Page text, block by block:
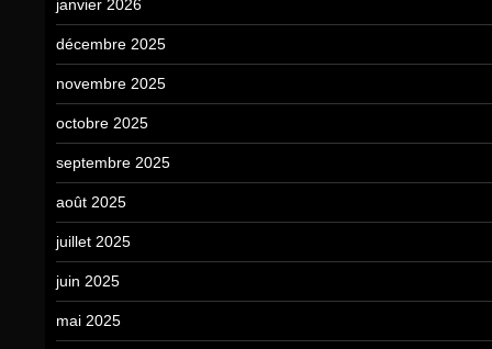
janvier 2026
décembre 2025
novembre 2025
octobre 2025
septembre 2025
août 2025
juillet 2025
juin 2025
mai 2025